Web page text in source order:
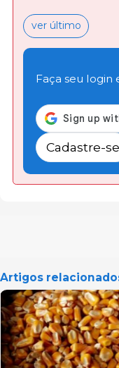
ver último
Faça seu login
Cadastre-se
Artigos